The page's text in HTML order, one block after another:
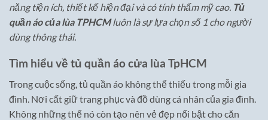
năng tiện ích, thiết kế hiện đại và có tính thẩm mỹ cao. Tủ
quần áo của lùa TPHCMluôn là sự lựa chọn số 1 cho người
dùng thông thái.
Tìm hiểu về tủ quần áo cửa lùa TpHCM
Trong cuộc sống, tủ quần áo không thể thiếu trong mỗi gia
đình. Nơi cất giữ trang phục và đồ dùng cá nhân của gia đình.
Không những thế nó còn tạo nên vẻ đẹp nổi bật cho căn